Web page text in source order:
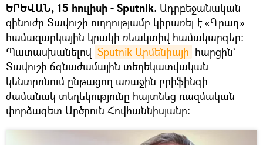
ԵՐԵՎԱՆ, 15 հուլիսի - Sputnik. Ադրբեջանական
զինուժը Տավուշի ուղղությամբ կիրառել է «Գրադ»
համազարկային կրակի ռեակտիվ համակարգեր:
Պատասխանելով Sputnik Արմենիայի հարցին`
Տավուշի ճգնաժամային տեղեկատվական
կենտրոնում ընթացող առաջին բրիֆինգի
ժամանակ տեղեկությունը հայտնեց ռազմական
փորձագետ Արծրուն Հովհաննիսյանը։